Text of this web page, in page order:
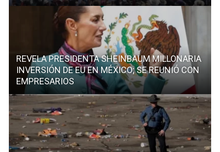
REVELA PRESIDENTA SHEINBAUM MILLONARIA
INVERSIÓN DE EU EN MÉXICO; SE REUNIÓ CON
EMPRESARIOS